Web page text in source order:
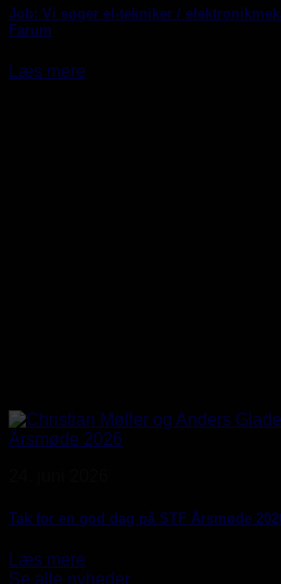
Job: Vi søger el-tekniker /
Farum
Læs mere
Tak for en god dag på STF Årsmøde
Læs mere
Se alle nyheder